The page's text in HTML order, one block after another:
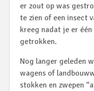
er zout op was
te zien of een insect
kreeg nadat je er
getrokken.
Nog langer geleden
wagens of
stokken en zwepen